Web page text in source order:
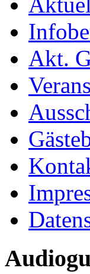
Akt.